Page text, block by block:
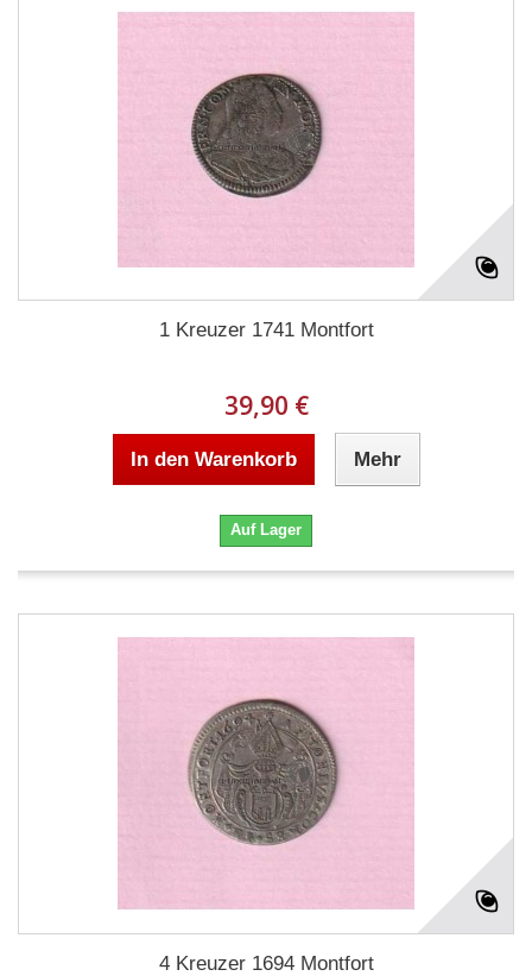
1 Kreuzer 1741 Montfort
39,90 €
In den Warenkorb Mehr
Auf Lager
4 Kreuzer 1694 Montfort